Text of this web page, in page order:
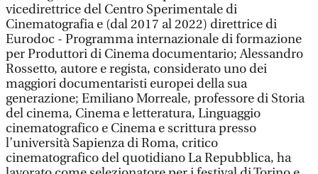
vicedirettrice del Centro Sperimentale di
Cinematografia e (dal 2017 al 2022) direttrice di
Eurodoc - Programma internazionale di formazione
per Produttori di Cinema documentario; Alessandro
Rossetto, autore e regista, considerato uno dei
maggiori documentaristi europei della sua
generazione; Emiliano Morreale, professore di Storia
del cinema, Cinema e letteratura, Linguaggio
cinematografico e Cinema e scrittura presso
l’università Sapienza di Roma, critico
cinematografico del quotidiano La Repubblica, ha